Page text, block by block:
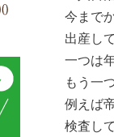
今まで
出産し
一つは
もう一
例えば
検査し